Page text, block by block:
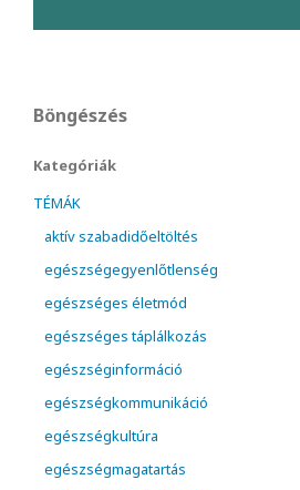
Böngészés
Kategóriák
TÉMÁK
aktív szabadidőeltöltés
egészségegyenlőtlenség
egészséges életmód
egészséges táplálkozás
egészséginformáció
egészségkommunikáció
egészségkultúra
egészségmagatartás